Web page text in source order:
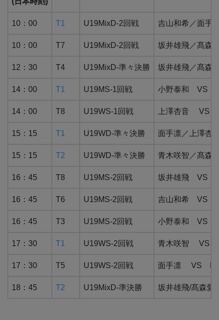
10：00 T1 U19MixD-2回戦 吉山和希／面手
10：00 T7 U19MixD-2回戦 坂井雄飛／髙森
12：30 T4 U19MixD-準々決勝 坂井雄飛／髙森
14：00 T1 U19MS-1回戦 小野泰和 VS
14：00 T8 U19WS-1回戦 上澤杏音 VS
15：15 T1 U19WD-準々決勝 面手凛／上澤杏
15：15 T2 U19WD-準々決勝 青木咲智／髙森
16：45 T8 U19MS-2回戦 坂井雄飛 VS パ
16：45 T6 U19MS-2回戦 吉山和希 VS
16：45 T3 U19MS-2回戦 小野泰和 VS
17：30 T1 U19WS-2回戦 青木咲智 VS
17：30 T5 U19WS-2回戦 面手凛 VS LIU
18：45 T2 U19MixD-準決勝 坂井雄飛/髙森